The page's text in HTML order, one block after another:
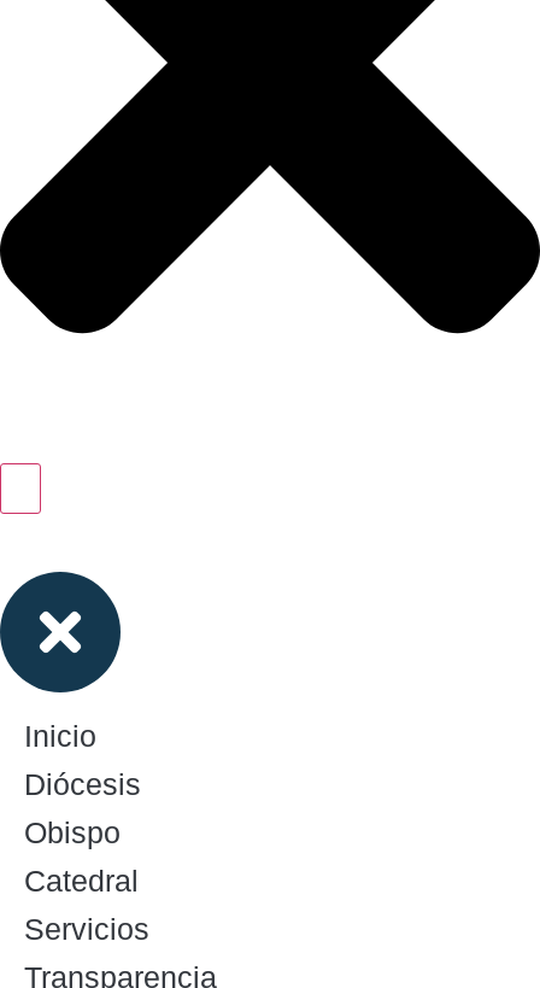
Inicio
Diócesis
Obispo
Catedral
Servicios
Transparencia